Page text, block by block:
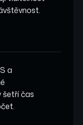
a
šetří čas